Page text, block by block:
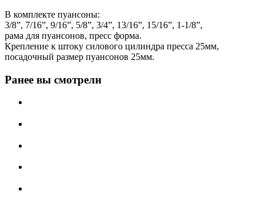
В комплекте пуансоны:
3/8”, 7/16”, 9/16”, 5/8”, 3/4”, 13/16”, 15/16”, 1‐1/8”,
рама для пуансонов, пресс форма.
Крепление к штоку силового цилиндра пресса 25мм,
посадочный размер пуансонов 25мм.
Ранее вы смотрели